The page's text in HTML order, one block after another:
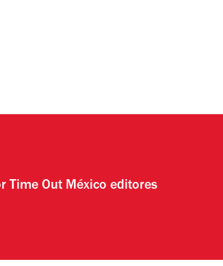
Time Out México editores